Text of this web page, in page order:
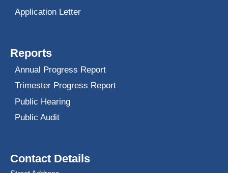
Application Letter
Reports
Annual Progress Report
Trimester Progress Report
Public Hearing
Public Audit
Contact Details